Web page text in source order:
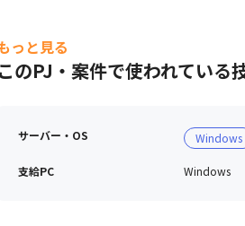
っと見る
このPJ・案件で使われている
サーバー・OS Windows
支給PC Windows